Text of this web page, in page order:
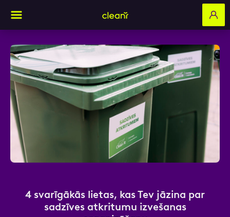
4 svarīgākās lietas, kas Tev jāzina par
sadzīves atkritumu izvešanas
Aizpildi pieteikuma formu un mēs ar tevi
sazināsimies
Vārds, Uzvārds